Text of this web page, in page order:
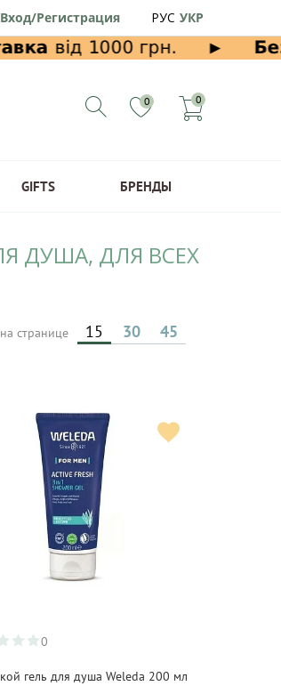
Вход/Регистрация РУС УКР
0 0
GIFTS БРЕНДЫ
ДУША, ДЛЯ ВСЕХ
странице 15 30 45
0
гель для душа Weleda 200 мл